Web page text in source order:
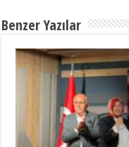
Benzer Yazılar